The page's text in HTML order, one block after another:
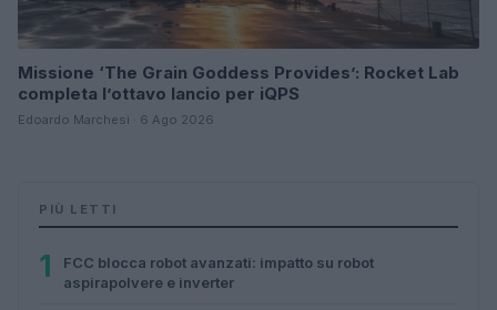
Missione ‘The Grain Goddess Provides’: Rocket Lab
completa l’ottavo lancio per iQPS
Edoardo Marchesi · 6 Ago 2026
PIÙ LETTI
1
FCC blocca robot avanzati: impatto su robot
aspirapolvere e inverter